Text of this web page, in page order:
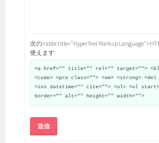
次の<abbr title="HyperText Markup
使えます:
<a href="" title="" rel="" target="">
<code> <pre class=""> <em> <strong>
<ins datetime="" cite=""> <ul> <ol
border="" alt="" height="" width="">
送信